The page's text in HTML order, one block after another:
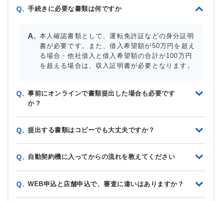
Q. 手続きに必要な書類は何ですか
本人確認書類として、運転免許証などの身分証明
書が必要です。また、借入希望額が50万円を超え
る場合・他社借入と借入希望額の合計が100万円
を超える場合は、収入証明書が必要となります。
Q. 事前にオンラインで書類提出した場合も必要です
か？
Q. 提出する書類はコピーでも大丈夫ですか？
Q. 自動契約機に入ってからの流れを教えてください
Q. WEB申込と店舗申込で、審査に違いはありますか？